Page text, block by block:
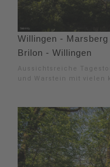
Willingen -
Brilon - Willingen
Aussichtsreiche
und Warstein mit vielen